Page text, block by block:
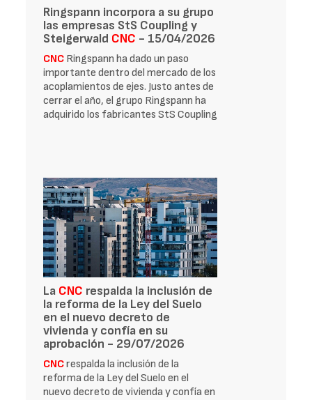
Ringspann incorpora a su grupo
las empresas StS Coupling y
Steigerwald CNC - 15/04/2026
CNC Ringspann ha dado un paso
importante dentro del mercado de los
acoplamientos de ejes. Justo antes de
cerrar el año, el grupo Ringspann ha
adquirido los fabricantes StS Coupling
La CNC respalda la inclusión de
la reforma de la Ley del Suelo
en el nuevo decreto de
vivienda y confía en su
aprobación - 29/07/2026
CNCrespalda la inclusión de la
reforma de la Ley del Suelo en el
nuevo decreto de vivienda y confía en